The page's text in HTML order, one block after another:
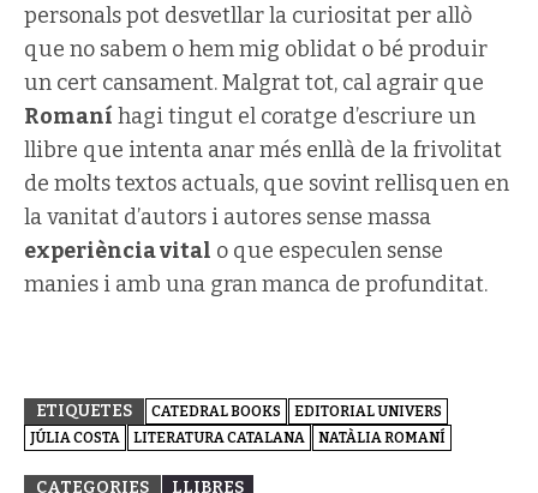
personals pot desvetllar la curiositat per allò
que no sabem o hem mig oblidat o bé produir
un cert cansament. Malgrat tot, cal agrair que
Romaní hagi tingut el coratge d’escriure un
llibre que intenta anar més enllà de la frivolitat
de molts textos actuals, que sovint rellisquen en
la vanitat d’autors i autores sense massa
experiència vital o que especulen sense
manies i amb una gran manca de profunditat.
ETIQUETES CATEDRAL BOOKS
EDITORIAL UNIVERS
JÚLIA COSTA
LITERATURA CATALANA NATÀLIA ROMANÍ
CATEGORIES LLIBRES